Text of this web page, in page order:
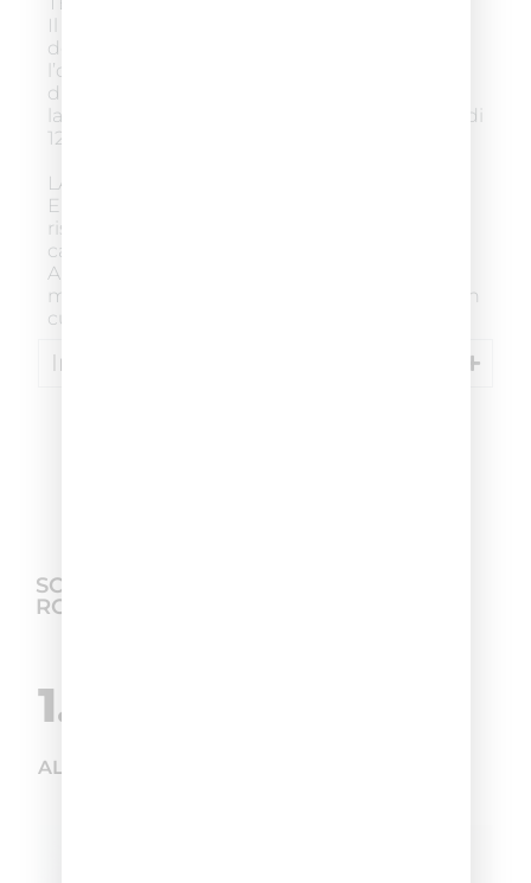
Il prodotto raggiunge un risultato ottimale
dopo 10 minuti di posa. A contatto con
l’ossigeno presente nell’aria la schiuma
diventa progressivamente più scura. Non
lasciare il prodotto in posa sui capelli per più di
12 minuti.
LAVAGGIO
Emulsionare con un po’ d’acqua. In doccia
risciacquare abbondantemente con acqua
calda fino a che l’acqua non diventa limpida.
Applicare FIX COLOR SHAMPOO e
massaggiare delicatamente. Risciacquare con
cura e asciugare.
Ingredienti
SCOPRI LA MIGLIORE HAIR CARE
ROUTINE
1.
ALIZARD COLOR – BIONDO